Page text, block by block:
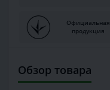
Официальная
продукция
Обзор товара